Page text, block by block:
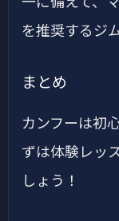
を推奨するジ
まとめ
カンフーは初
ずは体験レッ
しょう！